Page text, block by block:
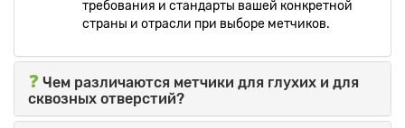
требования и стандарты вашей конкретной
страны и отрасли при выборе метчиков.
❓ Чем различаются метчики для глухих и для
сквозных отверстий?